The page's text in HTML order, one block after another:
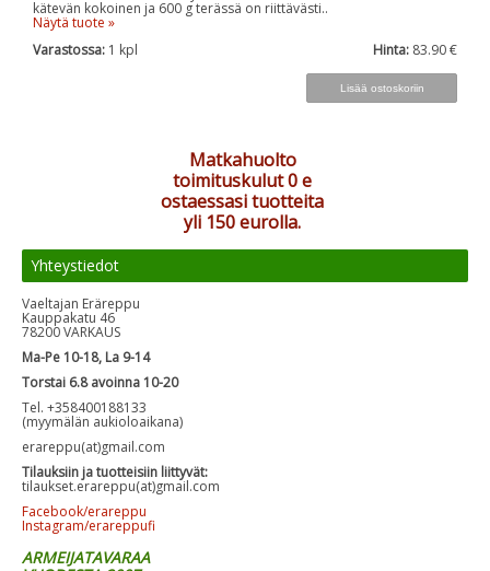
kätevän kokoinen ja 600 g terässä on riittävästi..
Näytä tuote »
Varastossa: 1 kpl Hinta: 83.90 €
Matkahuolto
toimituskulut 0 e
ostaessasi tuotteita
yli 150 eurolla.
Yhteystiedot
Vaeltajan Eräreppu
Kauppakatu 46
78200 VARKAUS
Ma-Pe 10-18, La 9-14
Torstai 6.8 avoinna 10-20
Tel. +358400188133
(myymälän aukioloaikana)
erareppu(at)gmail.com
Tilauksiin ja tuotteisiin liittyvät:
tilaukset.erareppu(at)gmail.com
Facebook/erareppu
Instagram/erareppufi
ARMEIJATAVARAA